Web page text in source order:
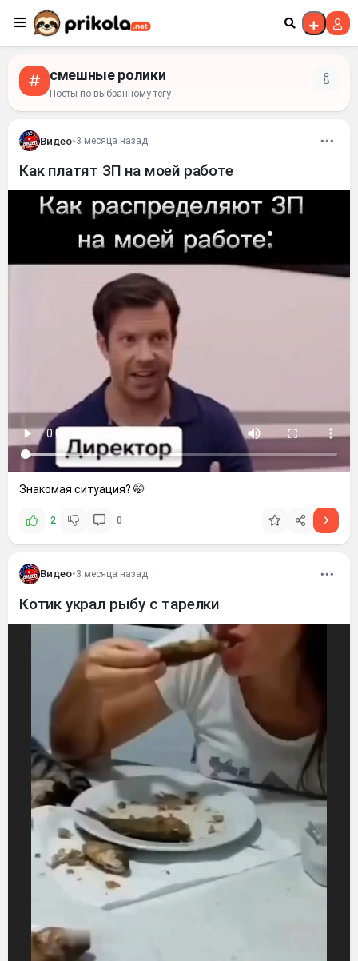
Перейти к контенту
смешные ролики
Посты по выбранному тегу
Видео•3 месяца назад
Как платят ЗП на моей работе
Знакомая ситуация? 🤭
2 0
Видео•3 месяца назад
Котик украл рыбу с тарелки